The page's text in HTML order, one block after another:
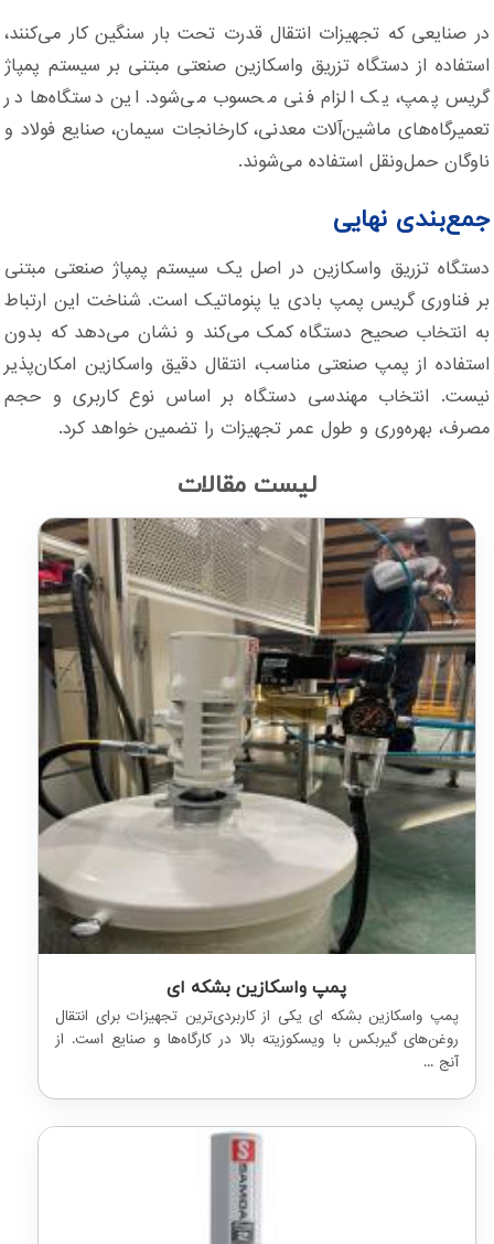
در صنایعی که تجهیزات انتقال قدرت تحت بار سنگین کار می‌کنند،
استفاده از دستگاه تزریق واسکازین صنعتی مبتنی بر سیستم پمپاژ
گریس پمپ، یک الزام فنی محسوب می‌شود. این دستگاه‌ها در
تعمیرگاه‌های ماشین‌آلات معدنی، کارخانجات سیمان، صنایع فولاد و
ناوگان حمل‌ونقل استفاده می‌شوند.
جمع‌بندی نهایی
دستگاه تزریق واسکازین در اصل یک سیستم پمپاژ صنعتی مبتنی
بر فناوری گریس پمپ بادی یا پنوماتیک است. شناخت این ارتباط
به انتخاب صحیح دستگاه کمک می‌کند و نشان می‌دهد که بدون
استفاده از پمپ صنعتی مناسب، انتقال دقیق واسکازین امکان‌پذیر
نیست. انتخاب مهندسی دستگاه بر اساس نوع کاربری و حجم
مصرف، بهره‌وری و طول عمر تجهیزات را تضمین خواهد کرد.
لیست مقالات
پمپ واسکازین بشکه ای
پمپ واسکازین بشکه ای یکی از کاربردی‌ترین تجهیزات برای انتقال
روغن‌های گیربکس با ویسکوزیته بالا در کارگاه‌ها و صنایع است. از
آنج ...